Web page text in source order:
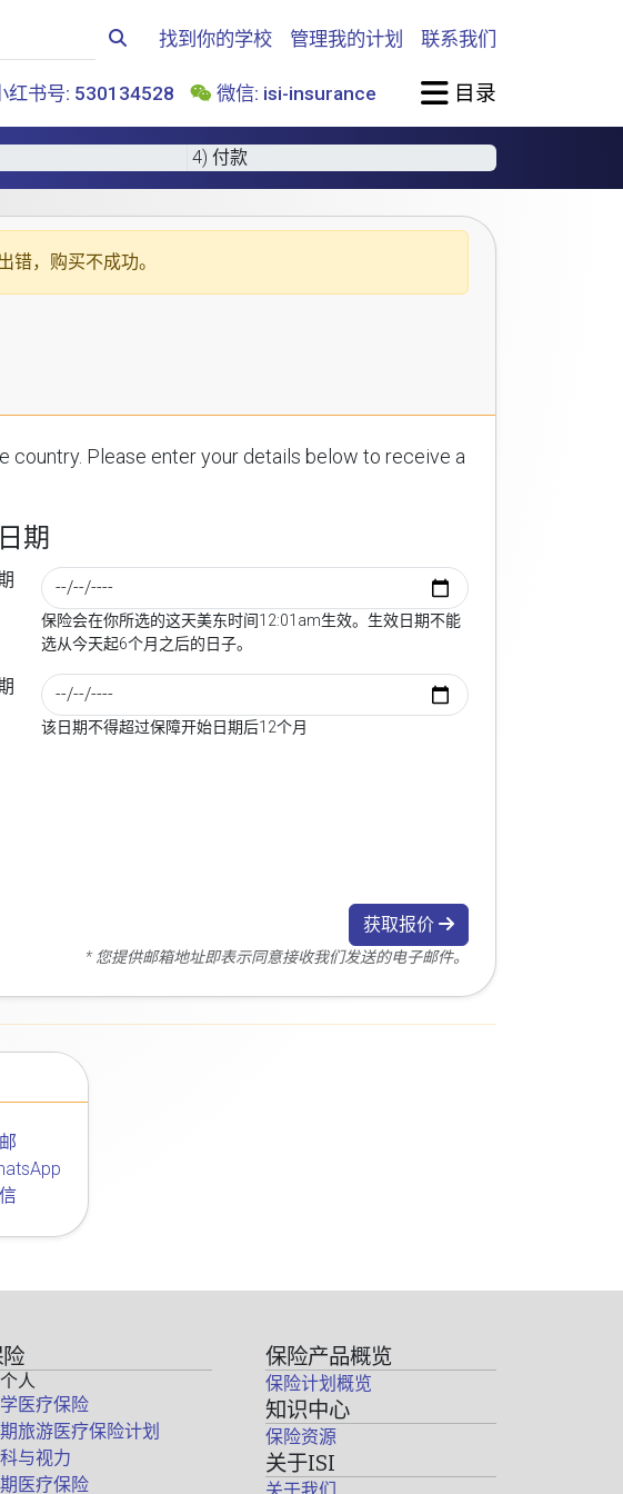
找到你的学校 管理我的计划 联系我们
红书号: 530134528 微信: isi-insurance 目录
4) 付款
错，购买不成功。
to receive a
期
保险会在你所选的这天美东时间12:01am生效。生效日期不能
选从今天起6个月之后的日子。
该日期不得超过保障开始日期后12个月
获取报价
* 您提供邮箱地址即表示同意接收我们发送的电子邮件。
人
医疗保险
旅游医疗保险计划
与视力
医疗保险
保险产品概览
保险计划概览
知识中心
保险资源
关于ISI